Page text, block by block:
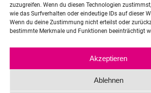
zuzugreifen. Wenn du diesen Technologien
wie das Surfverhalten oder eindeutige IDs auf dieser
Wenn du deine Zustimmung nicht erteilst oder
bestimmte Merkmale und Funktionen beeinträchtigt
Akzeptieren
Ablehnen